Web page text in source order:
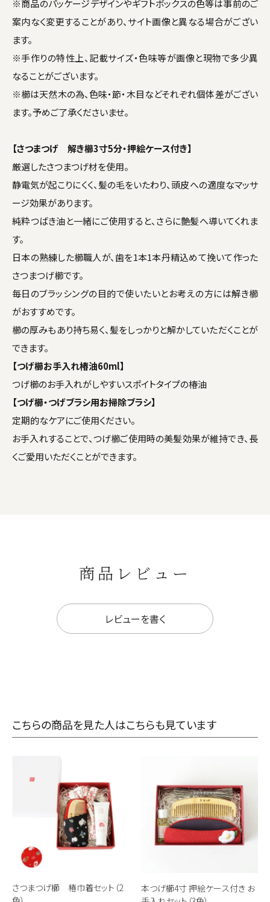
※商品のパッケージデザインやギフトボックスの色等は事前のご
案内なく変更することがあり、サイト画像と異なる場合がござい
ます。
※手作りの特性上、記載サイズ・色味等が画像と現物で多少異
なることがございます。
※櫛は天然木の為、色味・節・木目などそれぞれ個体差がござい
ます。予めご了承くださいませ。
【さつまつげ 解き櫛3寸5分・押絵ケース付き】
厳選したさつまつげ材を使用。
静電気が起こりにくく、髪の毛をいたわり、頭皮への適度なマッサ
ージ効果があります。
純粋つばき油と一緒にご使用すると、さらに艶髪へ導いてくれま
す。
日本の熟練した櫛職人が、歯を1本1本丹精込めて挽いて作った
さつまつげ櫛です。
毎日のブラッシングの目的で使いたいとお考えの方には解き櫛
がおすすめです。
櫛の厚みもあり持ち易く、髪をしっかりと解かしていただくことが
できます。
【つげ櫛お手入れ椿油60ml】
つげ櫛のお手入れがしやすいスポイトタイプの椿油
【つげ櫛・つげブラシ用お掃除ブラシ】
定期的なケアにご使用ください。
お手入れすることで、つげ櫛ご使用時の美髪効果が維持でき、長
くご愛用いただくことができます。
商品レビュー
レビューを書く
こちらの商品を見た人はこちらも見ています
さつまつげ櫛 椿巾着セット（2
本つげ櫛4寸 押絵ケース付き お